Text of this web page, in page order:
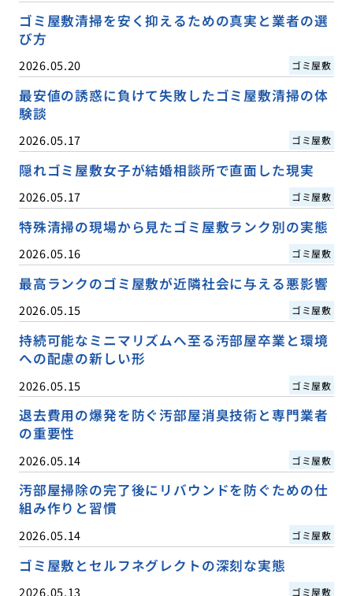
ゴミ屋敷清掃を安く抑えるための真実と業者の選
び方
2026.05.20 ゴミ屋敷
最安値の誘惑に負けて失敗したゴミ屋敷清掃の体
験談
2026.05.17 ゴミ屋敷
隠れゴミ屋敷女子が結婚相談所で直面した現実
2026.05.17 ゴミ屋敷
特殊清掃の現場から見たゴミ屋敷ランク別の実態
2026.05.16 ゴミ屋敷
最高ランクのゴミ屋敷が近隣社会に与える悪影響
2026.05.15 ゴミ屋敷
持続可能なミニマリズムへ至る汚部屋卒業と環境
への配慮の新しい形
2026.05.15 ゴミ屋敷
退去費用の爆発を防ぐ汚部屋消臭技術と専門業者
の重要性
2026.05.14 ゴミ屋敷
汚部屋掃除の完了後にリバウンドを防ぐための仕
組み作りと習慣
2026.05.14 ゴミ屋敷
ゴミ屋敷とセルフネグレクトの深刻な実態
2026.05.13 ゴミ屋敷